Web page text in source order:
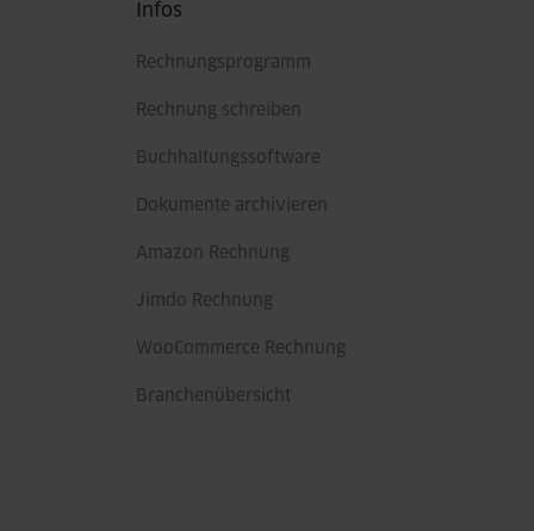
Infos
Rechnungsprogramm
Rechnung schreiben
Buchhaltungssoftware
Dokumente archivieren
Amazon Rechnung
Jimdo Rechnung
WooCommerce Rechnung
Branchenübersicht